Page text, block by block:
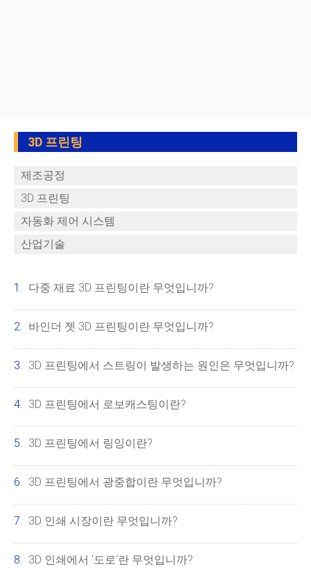
3D 프린팅
제조공정
3D 프린팅
자동화 제어 시스템
산업기술
다중 재료 3D 프린팅이란 무엇입니까?
바인더 젯 3D 프린팅이란 무엇입니까?
3D 프린팅에서 스트링이 발생하는 원인은 무엇입니까?
3D 프린팅에서 로보캐스팅이란?
3D 프린팅에서 링잉이란?
3D 프린팅에서 광중합이란 무엇입니까?
3D 인쇄 시장이란 무엇입니까?
3D 인쇄에서 '도로'란 무엇입니까?